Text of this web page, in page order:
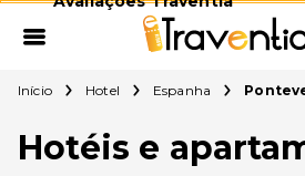
Início Hotel Espanha
Hotéis e